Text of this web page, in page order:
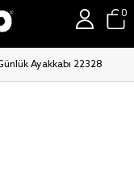
0
Ayakkabı 22328